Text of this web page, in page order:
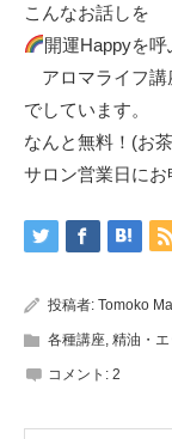
こんなお話しを
開運Happyを呼
アロマライフ講
でしています。
なんと無料！(お
サロン営業日に
投稿者: Tomoko
各種講座 精油・
コメント: 2